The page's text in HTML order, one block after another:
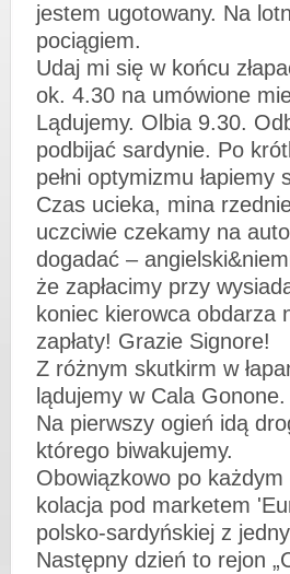
jestem ugotowany. Na
pociągiem.
Udaj mi się w końcu
ok. 4.30 na umówione
Lądujemy. Olbia 9.30.
podbijać sardynie. Po
pełni optymizmu łapiemy
Czas ucieka, mina
uczciwie czekamy na
dogadać –
że zapłacimy przy
koniec kierowca obdarza
zapłaty! Grazie Signore!
Z różnym skutkirm w
lądujemy w Cala Gonone.
Na pierwszy ogień idą
którego biwakujemy.
Obowiązkowo po
kolacja pod marketem
polsko-sardyńskiej z
Następny dzień to rejon